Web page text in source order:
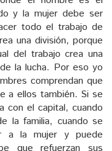
y la mujer debe ser
todo el trabajo de
una división, porque
del trabajo crea una
la lucha. Por eso yo
comprendan que
a ellos también. Si se
con el capital, cuando
la familia, cuando se
a la mujer y puede
que refuerzan sus